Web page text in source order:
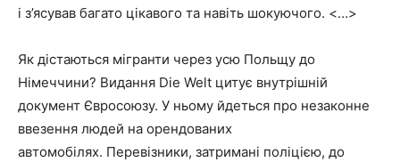
і з’ясував багато цікавого та навіть шокуючого. <…>
Як дістаються мігранти через усю Польщу до
Німеччини? Видання Die Welt цитує внутрішній
документ Євросоюзу. У ньому йдеться про незаконне
ввезення людей на орендованих
автомобілях. Перевізники, затримані поліцією, до